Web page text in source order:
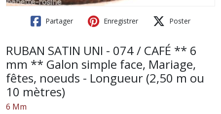
Partager Enregistrer Poster
RUBAN SATIN UNI - 074 / CAFÉ ** 6
mm ** Galon simple face, Mariage,
fêtes, noeuds - Longueur (2,50 m ou
10 mètres)
6 Mm